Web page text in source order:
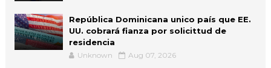
República Dominicana unico país que EE.
UU. cobrará fianza por solicittud de
residencia
Unknown Aug 07, 2026